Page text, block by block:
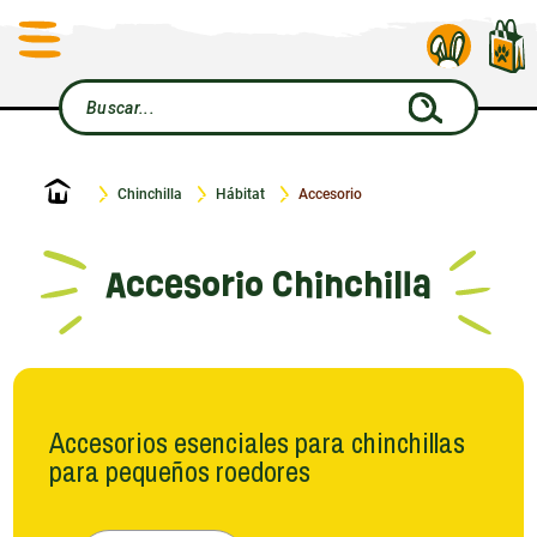
Inicio Chinchilla Hábitat Accesorio
Accesorio Chinchilla
Accesorios esenciales para chinchillas
para pequeños roedores